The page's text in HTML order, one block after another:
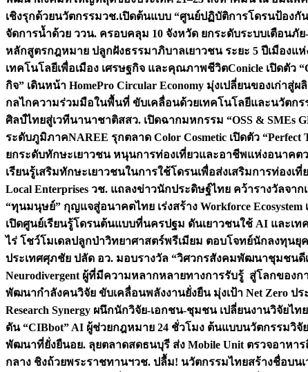
เชิงรุกด้วยนวัตกรรมวช.เปิดต้นแบบ “ศูนย์ปฏิบัติการโดรนป้องกั
จัดการน้ำด้วย ววน. ครอบคลุม 10 จังหวัด ยกระดับระบบเตือนภั
หลักสูตรกฎหมาย ปลูกฝังธรรมาภิบาลเยาวชน ระยะ 5 ปีเมืองแ
เทคโนโลยีเพื่อเมือง เศรษฐกิจ และคุณภาพชีวิตConicle เปิดตัว
กิจ” เดินหน้า HomePro Circular Economy มุ่งเปลี่ยนของเก่า
กลไกความร่วมมือในพื้นที่ ขับเคลื่อนด้วยเทคโนโลยีและนวัตก
ศิลป์ไทยสู่เวทีนานาชาติสสว. เปิดฉากมหกรรม “OSS & SMEs
ระดับภูมิภาคNAREE รุกตลาด Color Cosmetic เปิดตัว
ยกระดับทักษะเยาวชน หนุนการท่องเที่ยวและอาชีพแห่งอนาคต
เรียนรู้เสริมทักษะเยาวชนในการใช้โดรนเพื่อส่งเสริมการท่อง
Local Enterprises วช. แถลงข่าวนักประดิษฐ์ไทย คว้ารางวัลจาก
“ทุนมนุษย์” กุญแจสู่อนาคตไทย เร่งสร้าง Workforce
เปิดศูนย์เรียนรู้โดรนต้นแบบที่นครปฐม ดันเยาวชนใช้ AI และเ
ไร่ โชว์โมเดลปลูกป่าวิทยาศาสตร์พรีเมียม ตอบโจทย์นักลงทุนยุค
ประเทศศุภชัย ปลัด อว. มอบรางวัล “วิศวกรสังคมพัฒนาชุมชน
Neurodivergent ผู้ที่มีความหลากหลายทางการรับรู้ สู่โลกของก
พัฒนากำลังคนวิจัย ขับเคลื่อนพลังงานยั่งยืน มุ่งเป้า Net Zero ปร
Research Synergy ผนึกนักวิจัย-เอกชน-ชุมชน เปลี่ยนงานวิจัยไ
ดัน “CIBbot” AI ผู้ช่วยกฎหมาย 24 ชั่วโมง ต้นแบบนวัตกรรมวิ
พัฒนาที่ยั่งยืนอย. ลุยตลาดสดธนบุรี ส่ง Mobile Unit ตรวจอาห
กลาง ชิงถ้วยพระราชทานฯวช. ปลื้ม! นวัตกรรมไทยสร้างชื่อบนเ